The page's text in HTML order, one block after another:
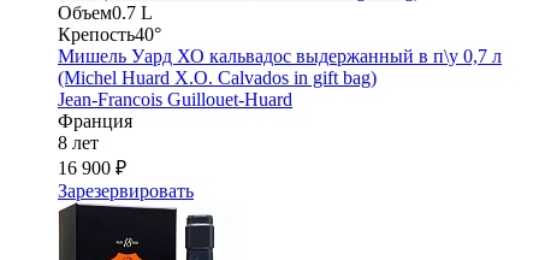
Объем0.7 L
Крепость40°
Мишель Уард ХО кальвадос выдержанный в п\у 0,7 л
(Michel Huard X.O. Calvados in gift bag)
Jean-Francois Guillouet-Huard
Франция
8 лет
16 900 ₽
Зарезервировать